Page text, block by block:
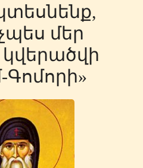
մեր
կվերածվի
Գոմորի»